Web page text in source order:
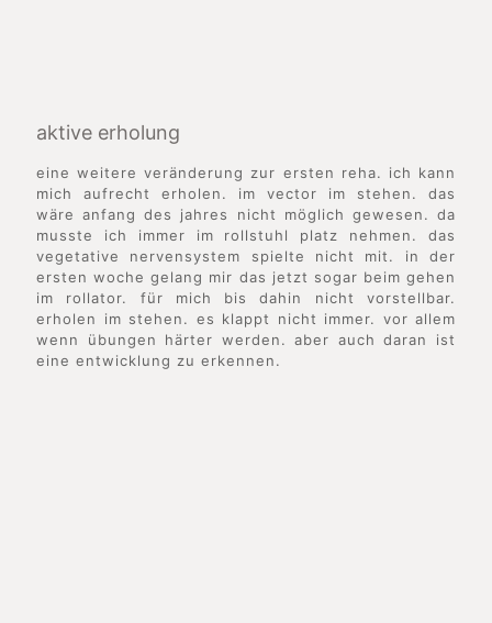
aktive erholung
eine weitere veränderung zur ersten reha. ich kann
mich aufrecht erholen. im vector im stehen. das
wäre anfang des jahres nicht möglich gewesen. da
musste ich immer im rollstuhl platz nehmen. das
vegetative nervensystem spielte nicht mit. in der
ersten woche gelang mir das jetzt sogar beim gehen
im rollator. für mich bis dahin nicht vorstellbar.
erholen im stehen. es klappt nicht immer. vor allem
wenn übungen härter werden. aber auch daran ist
eine entwicklung zu erkennen.